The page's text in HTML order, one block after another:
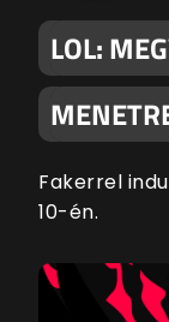
LOL:
Fakerrel
10-én.